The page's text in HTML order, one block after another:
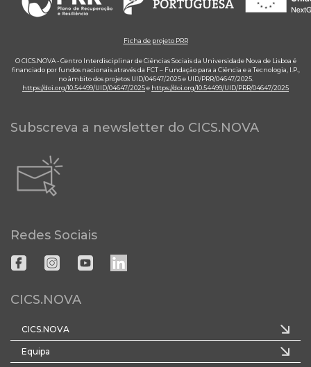
Ficha de projeto PRR
O CICS.NOVA - Centro Interdisciplinar de Ciências Sociais da Universidade Nova de Lisboa é
financiado por fundos nacionais através da FCT – Fundação para a Ciência e a Tecnologia, I.P.,
no âmbito dos projetos UID/04647/2025 e UID/PRR/04647/2025.
https://doi.org/10.54499/UID/04647/2025e https://doi.org/10.54499/UID/PRR/04647/2025
Subscreva a newsletter do CICS.NOVA
Redes Sociais
CICS.NOVA
CICS.NOVA
Equipa